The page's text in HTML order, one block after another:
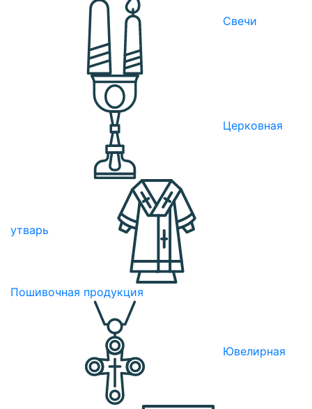
Свечи
Церковная
утварь
Пошивочная продукция
Ювелирная